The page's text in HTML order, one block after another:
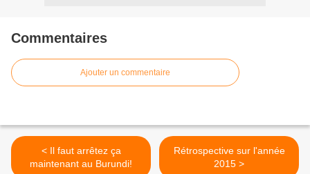
Commentaires
Ajouter un commentaire
< Il faut arrêtez ça
maintenant au Burundi!
Rétrospective sur l'année
2015 >